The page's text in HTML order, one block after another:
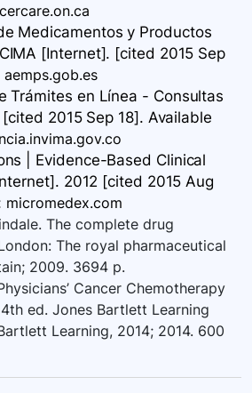
Medicamentos y Productos
[Internet]. [cited 2015 Sep
aemps.gob.es
Trámites en Línea - Consultas
2015 Sep 18]. Available
| Evidence-Based Clinical
2012 [cited 2015 Aug
micromedex.com
The complete drug
The royal pharmaceutical
2009. 3694 p.
Cancer Chemotherapy
ed. Jones Bartlett Learning
Learning, 2014; 2014. 600